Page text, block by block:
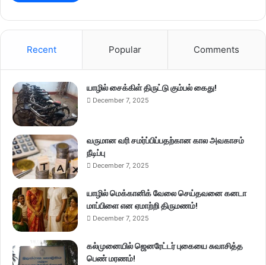
Recent Popular Comments
யாழில் சைக்கிள் திருட்டு கும்பல் கைது!
December 7, 2025
வருமான வரி சமர்ப்பிப்பதற்கான கால அவகாசம்
நீடிப்பு
December 7, 2025
யாழில் மெக்கானிக் வேலை செய்தவனை கனடா
மாப்பிளை என ஏமாற்றி திருமணம்!
December 7, 2025
கல்முனையில் ஜெனரேட்டர் புகையை சுவாசித்த
பெண் மரணம்!